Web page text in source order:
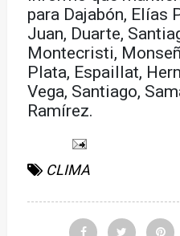
para Dajabón, Elías
Juan, Duarte,
Montecristi,
Plata, Espaillat,
Vega, Santiago,
Ramírez.
CLIMA